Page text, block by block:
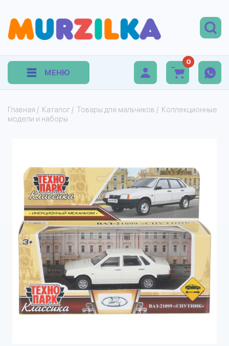
МЕНЮ
0
Главная / Каталог / Товары для мальчиков / Коллекционные
модели и наборы